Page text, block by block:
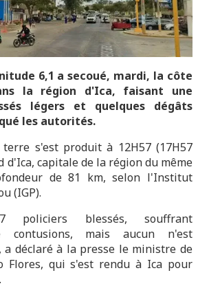
6,1 a secoué, mardi, la côte
la région d'Ica, faisant une
légers et quelques dégâts
les autorités.
s'est produit à 12H57 (17H57
d'Ica, capitale de la région du même
de 81 km, selon l'Institut
(IGP).
policiers blessés, souffrant
contusions, mais aucun n'est
déclaré à la presse le ministre de
Flores, qui s'est rendu à Ica pour